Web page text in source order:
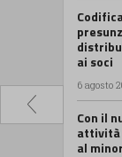
ai soci
6 agosto
Con il
attività
al